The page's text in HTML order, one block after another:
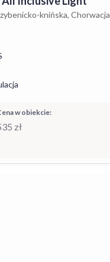
knińska, Chorwacja
w obiekcie:
zł